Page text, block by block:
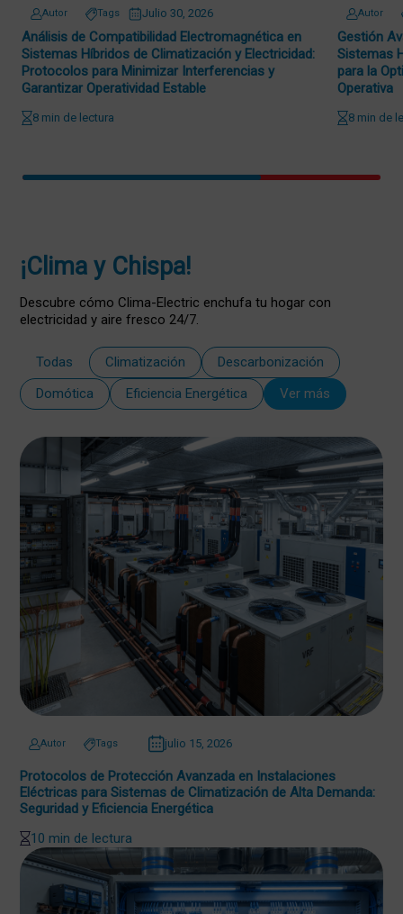
Autor Tags Julio 30, 2026
Análisis de Compatibilidad Electromagnética en
Sistemas Híbridos de Climatización y Electricidad:
Protocolos para Minimizar Interferencias y
Garantizar Operatividad Estable
8 min de lectura
Autor
Gestión
Sistemas
para la
Operativa
8 min de
¡Clima y Chispa!
Descubre cómo Clima-Electric enchufa tu hogar con
electricidad y aire fresco 24/7.
Todas Climatización
Descarbonización
Domótica
Eficiencia Energética Ver más
Autor Tags julio 15, 2026
Protocolos de Protección Avanzada en Instalaciones
Eléctricas para Sistemas de Climatización de Alta Demanda:
Seguridad y Eficiencia Energética
10 min de lectura